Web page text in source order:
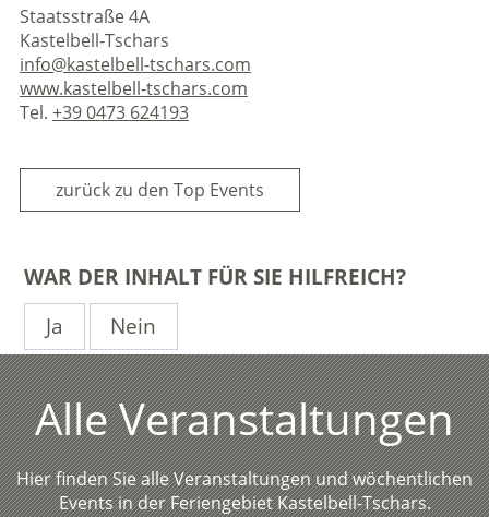
Staatsstraße 4A
Kastelbell-Tschars
info@kastelbell-tschars.com
www.kastelbell-tschars.com
Tel. +39 0473 624193
zurück zu den Top Events
WAR DER INHALT FÜR SIE HILFREICH?
Ja
Nein
Alle Veranstaltungen
Hier finden Sie alle Veranstaltungen und wöchentlichen
Events in der Feriengebiet Kastelbell-Tschars.